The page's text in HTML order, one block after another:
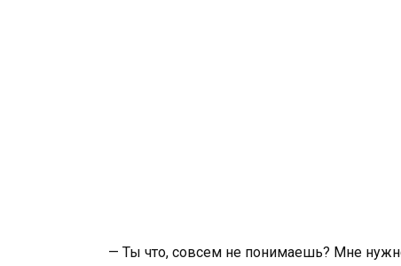
— Ты что, совсем не понимаешь? Мне